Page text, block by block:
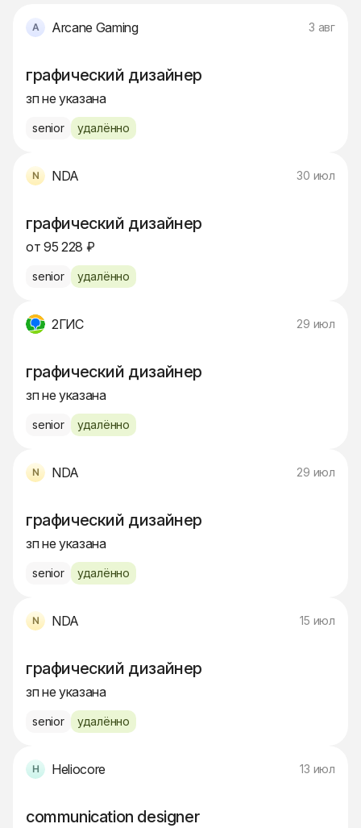
Arcane Gaming 3 авг
графический дизайнер
зп не указана
senior удалённо
NDA 30 июл
графический дизайнер
от 95 228 ₽
senior удалённо
2ГИС 29 июл
графический дизайнер
зп не указана
senior удалённо
NDA 29 июл
графический дизайнер
зп не указана
senior удалённо
NDA 15 июл
графический дизайнер
зп не указана
senior удалённо
Heliocore 13 июл
communication designer